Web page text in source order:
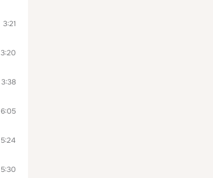
3:21
3:20
3:38
6:05
5:24
5:30